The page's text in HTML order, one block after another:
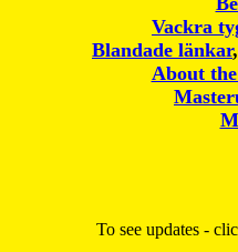
Vackra
Blandade länkar,
About
To see updates -